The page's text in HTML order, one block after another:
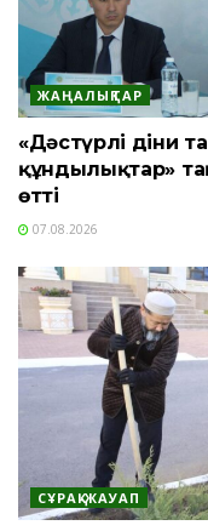
ЖАҢАЛЫҚТАР
«Дәстүрлі діни
құндылықтар»
өтті
07.08.2026
СҰРАҚ-ЖАУАП